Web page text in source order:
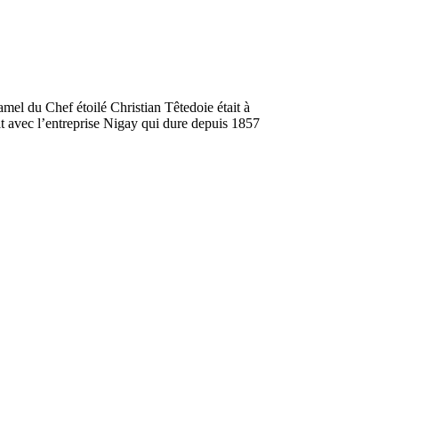
du Chef étoilé Christian Têtedoie était à
l’entreprise Nigay qui dure depuis 1857